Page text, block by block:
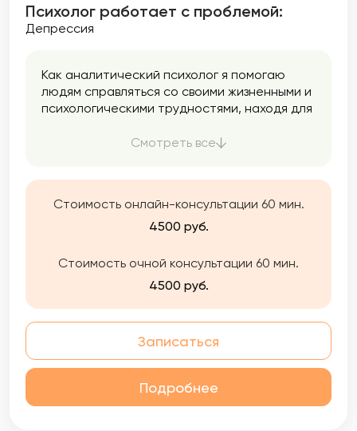
Психолог работает с проблемой:
Депрессия
Как аналитический психолог я помогаю
людям справляться со своими жизненными и
психологическими трудностями, находя для
Смотреть все
Стоимость онлайн-консультации 60 мин.
4500 руб.
Стоимость очной консультации 60 мин.
4500 руб.
Записаться
Подробнее